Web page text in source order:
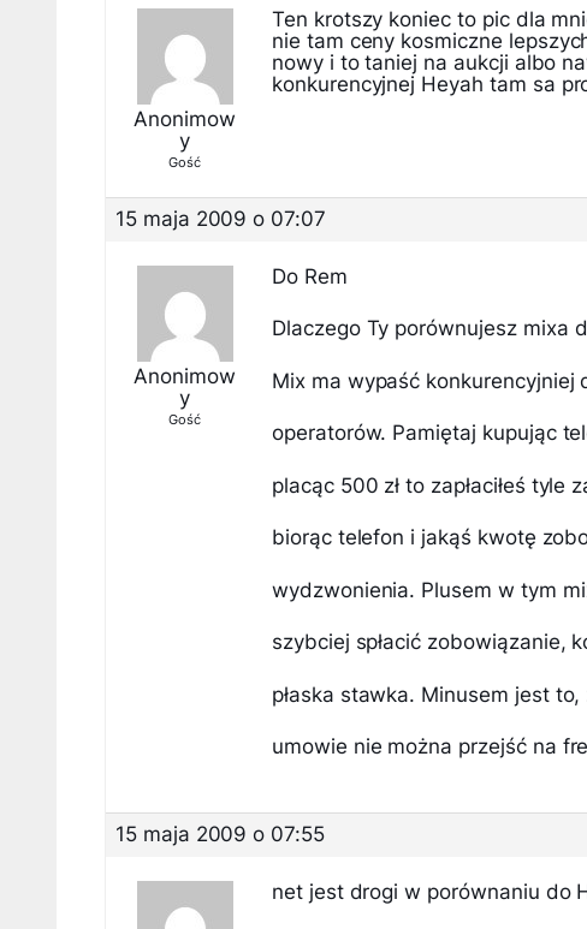
Anonimow
y
Gość
Ten krotszy koniec to pic dla
nie tam ceny kosmiczne
nowy i to taniej na aukcji albo
konkurencyjnej Heyah tam sa
15 maja 2009 o 07:07
Anonimow
y
Gość
Do Rem
Dlaczego Ty porównujesz mixa
Mix ma wypaść konkurencyjniej
operatorów. Pamiętaj kupując
placąc 500 zł to zapłaciłeś tyle
biorąc telefon i jakąś kwotę
wydzwonienia. Plusem w tym
szybciej spłacić zobowiązanie,
płaska stawka. Minusem jest
umowie nie można przejść na
15 maja 2009 o 07:55
net jest drogi w porównaniu do